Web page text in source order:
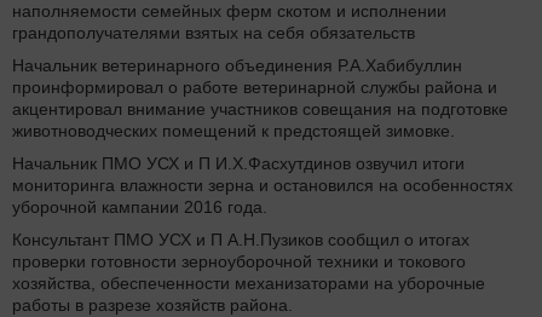
наполняемости семейных ферм скотом и исполнении
грандополучателями взятых на себя обязательств
Начальник ветеринарного объединения Р.А.Хабибуллин
проинформировал о работе ветеринарной службы района и
акцентировал внимание участников совещания на подготовке
животноводческих помещений к предстоящей зимовке.
Начальник ПМО УСХ и П И.Х.Фасхутдинов озвучил итоги
мониторинга влажности зерна и остановился на особенностях
уборочной кампании 2016 года.
Консультант ПМО УСХ и П А.Н.Пузиков сообщил о итогах
проверки готовности зерноуборочной техники и токового
хозяйства, обеспеченности механизаторами на уборочные
работы в разрезе хозяйств района.